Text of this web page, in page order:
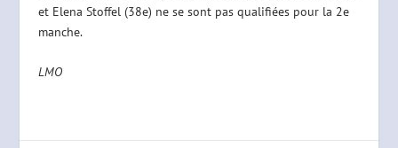
et Elena Stoffel (38e) ne se sont pas qualifiées pour la 2e
manche.
LMO